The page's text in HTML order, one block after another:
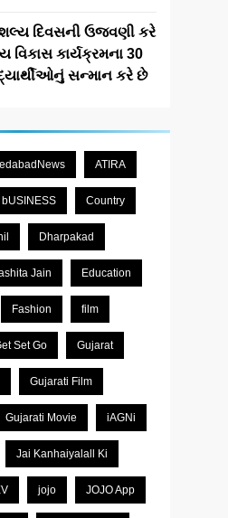
દિવસની ઉજવણી કરે
કાર્યક્રમના 30
સન્માન કરે છે
ATIRA
bUSINESS Country
Dharpakad
Jain Education
Fashion film
Set Go Gujarat
Gujarati Film
Gujarati Movie iAGNi
Jai Kanhaiyalall Ki
jojo JOJO App